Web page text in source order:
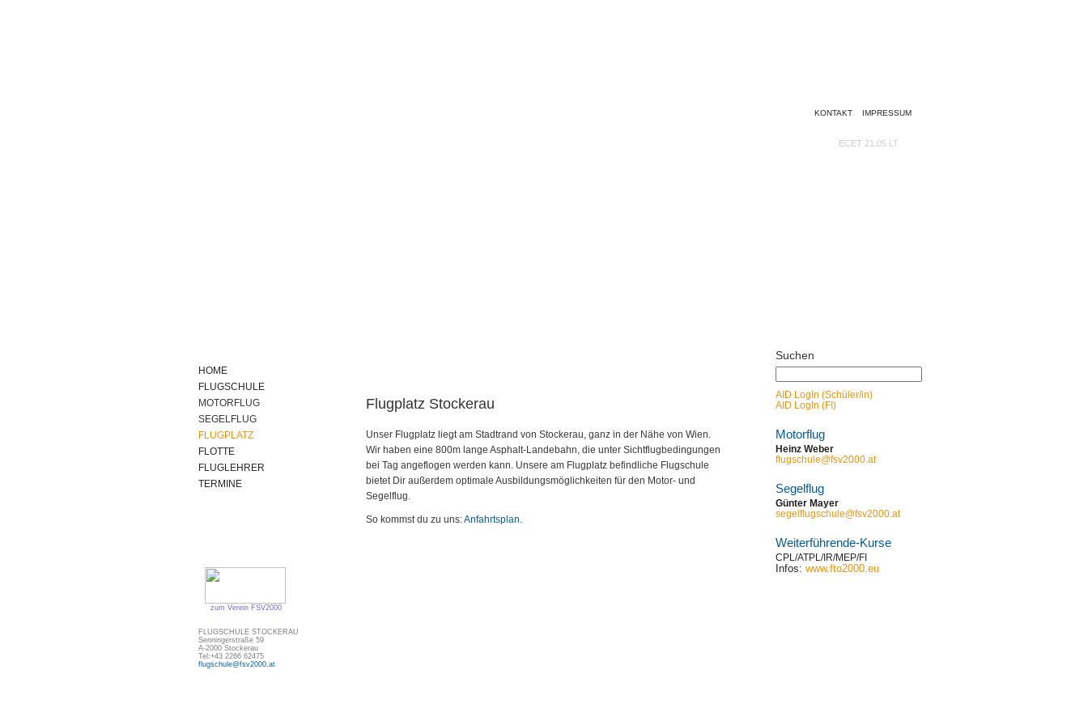
KONTAKT IMPRESSUM
ECET 21:05 LT
HOME
FLUGSCHULE
MOTORFLUG
SEGELFLUG
FLUGPLATZ
FLOTTE
FLUGLEHRER
TERMINE
zum Verein FSV2000
FLUGSCHULE STOCKERAU
Senningerstraße 59
A-2000 Stockerau
Tel:+43 2266 62475
flugschule@fsv2000.at
Flugplatz Stockerau
Unser Flugplatz liegt am Stadtrand von Stockerau, ganz in der Nähe von Wien.
Wir haben eine 800m lange Asphalt-Landebahn, die unter Sichtflugbedingungen
bei Tag angeflogen werden kann. Unsere am Flugplatz befindliche Flugschule
bietet Dir außerdem optimale Ausbildungsmöglichkeiten für den Motor- und
Segelflug.
So kommst du zu uns:Anfahrtsplan.
Suchen
AID LogIn (Schüler/in)
AID LogIn (FI)
Motorflug
Heinz Weber
flugschule@fsv2000.at
Segelflug
Günter Mayer
segelflugschule@fsv2000.at
Weiterführende-Kurse
CPL/ATPL/IR/MEP/FI
Infos: www.fto2000.eu